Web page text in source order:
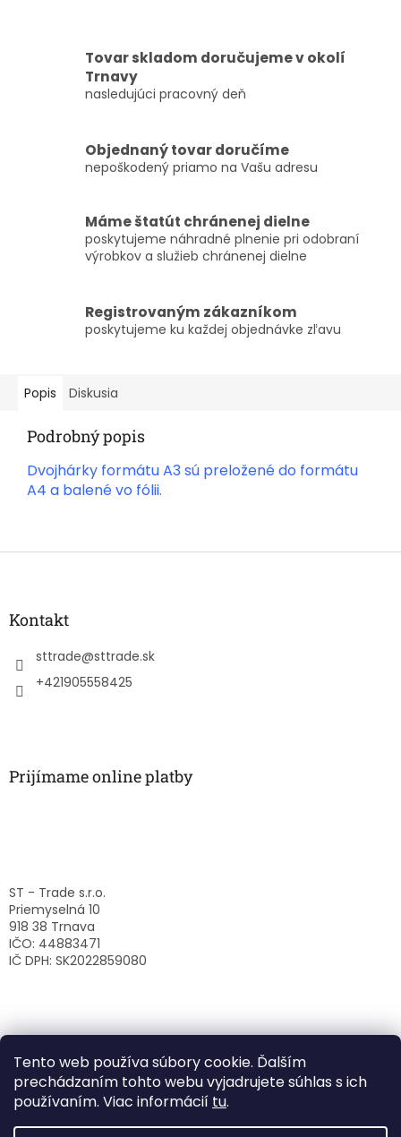
Tento web používa súbory cookie. Ďalším
prechádzaním tohto webu vyjadrujete súhlas s ich
používaním. Viac informácií tu.
Tovar skladom doručujeme v okolí
Trnavy
nasledujúci pracovný deň
Objednaný tovar doručíme
nepoškodený priamo na Vašu adresu
Máme štatút chránenej dielne
poskytujeme náhradné plnenie pri odobraní
výrobkov a služieb chránenej dielne
Registrovaným zákazníkom
poskytujeme ku každej objednávke zľavu
Popis Diskusia
Podrobný popis
Dvojhárky formátu A3 sú preložené do formátu
A4 a balené vo fólii.
Z
Kontakt
sttrade@sttrade.sk
+421905558425
Prijímame online platby
ST - Trade s.r.o.
Priemyselná 10
918 38 Trnava
IČO: 44883471
IČ DPH: SK2022859080